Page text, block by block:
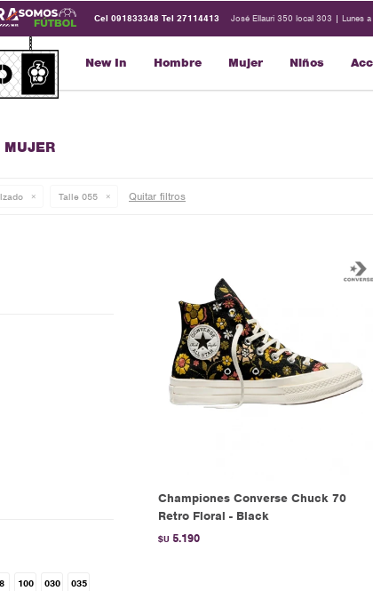
New In Hombre Mujer Niños
Cel 091833348 Tel 27114413 José Ellauri 350 local 303 | Lunes
MUJER
Talle 055 Quitar filtros
Championes Converse Chuck 70
Retro Floral - Black
$U 5.190
100 030 035